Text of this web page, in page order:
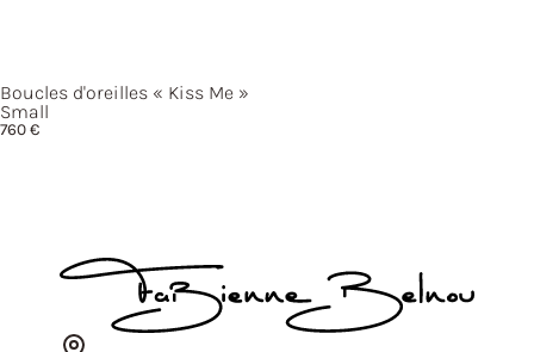
Boucles d'oreilles « Kiss Me »
Small
760€